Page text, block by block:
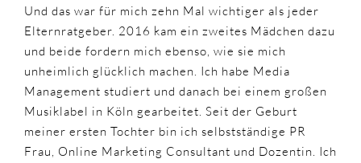
Und das war für mich zehn Mal wichtiger als jeder
Elternratgeber. 2016 kam ein zweites Mädchen dazu
und beide fordern mich ebenso, wie sie mich
unheimlich glücklich machen. Ich habe Media
Management studiert und danach bei einem großen
Musiklabel in Köln gearbeitet. Seit der Geburt
meiner ersten Tochter bin ich selbstständige PR
Frau, Online Marketing Consultant und Dozentin. Ich